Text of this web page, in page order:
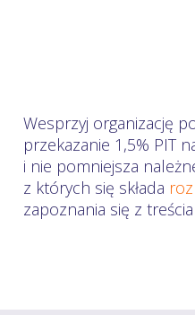
Wesprzyj organizację
przekazanie 1,5% PIT
i nie pomniejsza
z których się składa
zapoznania się z